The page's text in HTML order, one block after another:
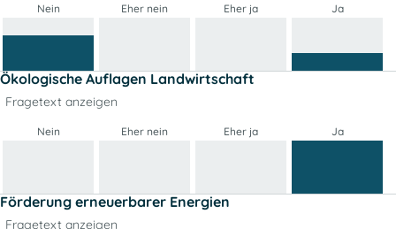
Nein Eher nein Eher ja Ja
Ökologische Auflagen Landwirtschaft
Fragetext anzeigen
Nein Eher nein Eher ja Ja
Förderung erneuerbarer Energien
Fragetext anzeigen